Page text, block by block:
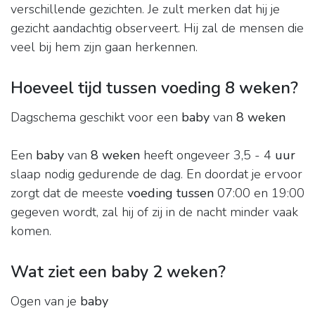
verschillende gezichten. Je zult merken dat hij je
gezicht aandachtig observeert. Hij zal de mensen die
veel bij hem zijn gaan herkennen.
Hoeveel tijd tussen voeding 8 weken?
Dagschema geschikt voor een baby van 8 weken
Een baby van 8 weken heeft ongeveer 3,5 - 4 uur
slaap nodig gedurende de dag. En doordat je ervoor
zorgt dat de meeste voeding tussen 07:00 en 19:00
gegeven wordt, zal hij of zij in de nacht minder vaak
komen.
Wat ziet een baby 2 weken?
Ogen van je baby